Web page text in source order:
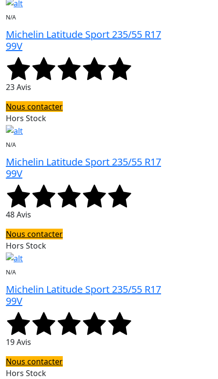
N/A
Michelin Latitude Sport 235/55 R17
99V
23 Avis
Nous contacter
Hors Stock
N/A
Michelin Latitude Sport 235/55 R17
99V
48 Avis
Nous contacter
Hors Stock
N/A
Michelin Latitude Sport 235/55 R17
99V
19 Avis
Nous contacter
Hors Stock